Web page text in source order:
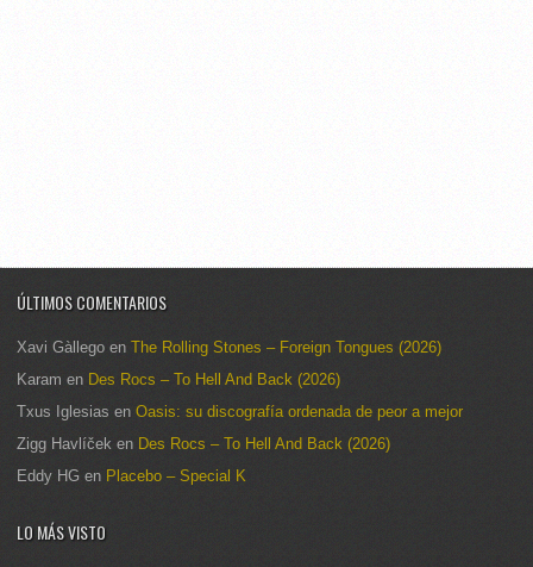
ÚLTIMOS COMENTARIOS
Xavi Gàllego en The Rolling Stones – Foreign Tongues (2026)
Karam en Des Rocs – To Hell And Back (2026)
Txus Iglesias en Oasis: su discografía ordenada de peor a mejor
Zigg Havlíček en Des Rocs – To Hell And Back (2026)
Eddy HG en Placebo – Special K
LO MÁS VISTO